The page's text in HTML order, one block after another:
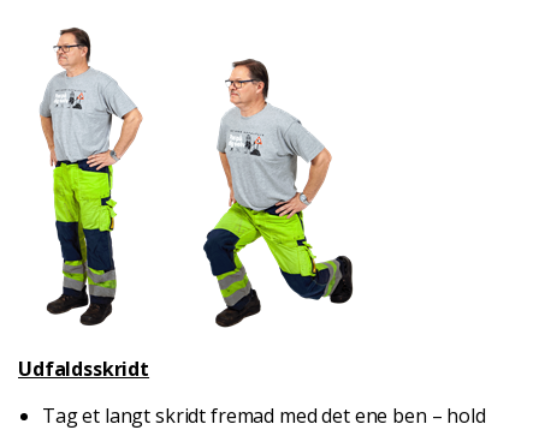
Udfaldsskridt
Tag et langt skridt fremad med det ene ben – hold